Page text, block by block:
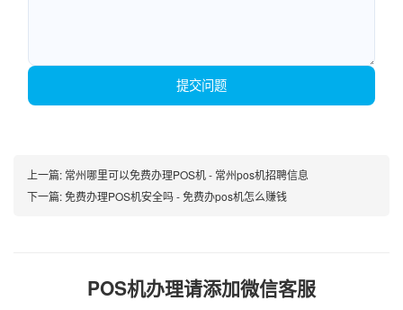
提交问题
上一篇: 常州哪里可以免费办理POS机 - 常州pos机招聘信息
下一篇:免费办理POS机安全吗 - 免费办pos机怎么赚钱
POS机办理请添加微信客服